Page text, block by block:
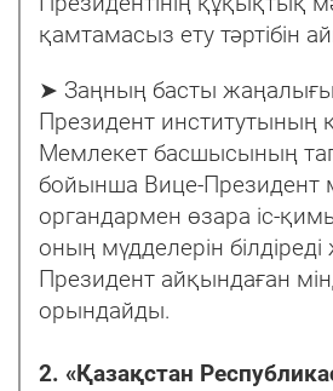
қамтамасыз ету тәртібін
➤ Заңның басты
Президент институтының
Мемлекет басшысының
бойынша Вице-Президент
органдармен өзара іс-
оның мүдделерін
Президент айқындаған
орындайды.
2. «Қазақстан